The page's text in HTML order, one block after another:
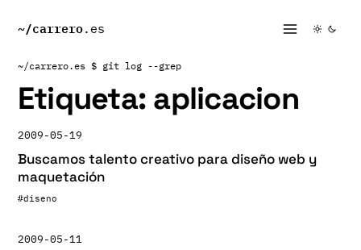
~/carrero.es
~/carrero.es $ git log --grep
Etiqueta: aplicacion
2009-05-19
Buscamos talento creativo para diseño web y
maquetación
#diseno
2009-05-11